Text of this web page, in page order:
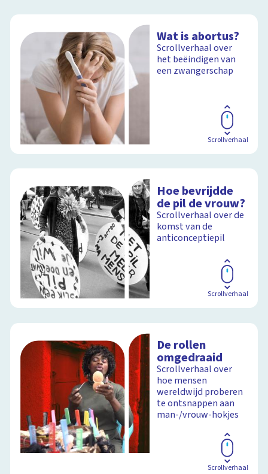
Wat is abortus?
Scrollverhaal over
het beëindigen van
een zwangerschap
Scrollverhaal
Hoe bevrijdde
de pil de vrouw?
Scrollverhaal over de
komst van de
anticonceptiepil
Scrollverhaal
De rollen
omgedraaid
Scrollverhaal over
hoe mensen
wereldwijd proberen
te ontsnappen aan
man-/vrouw-hokjes
Scrollverhaal